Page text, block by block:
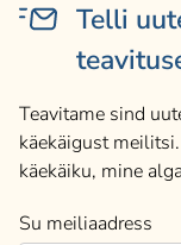
Telli
Teavitame sind
käekäigust
käekäiku, mine
Su meiliaadress